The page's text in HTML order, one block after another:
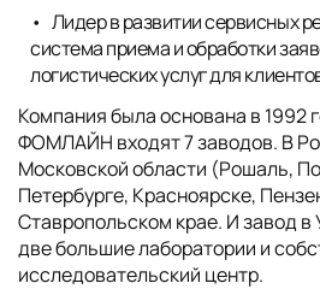
Лидер в развитии сервисных
система приема и обработки
логистических услуг для
Компания была основана в 1992
ФОМЛАЙН входят 7 заводов. В
Московской области (Рошаль,
Петербурге, Красноярске,
Ставропольском крае. И завод в
две большие лаборатории и
исследовательский центр.